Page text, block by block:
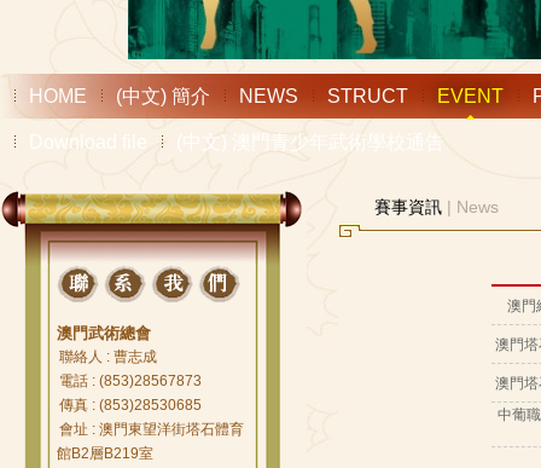
HOME (中文) 簡介 NEWS STRUCT EVENT
Download file (中文) 澳門青少年武術學校通告
澳門武術總會
聯絡人 : 曹志成
電話 : (853)28567873
傳真 : (853)28530685
會址 : 澳門東望洋街塔石體育
館B2層B219室
賽事資訊 | News
澳門
澳門
澳門
中葡